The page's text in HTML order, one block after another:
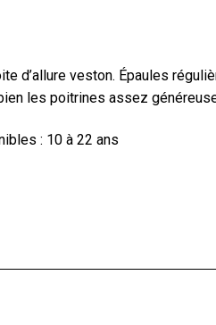
d’allure veston. Épaules
les poitrines assez
: 10 à 22 ans